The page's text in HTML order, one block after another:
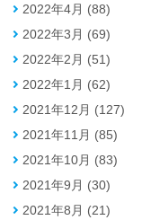
2022年4月 (88)
2022年3月 (69)
2022年2月 (51)
2022年1月 (62)
2021年12月 (127)
2021年11月 (85)
2021年10月 (83)
2021年9月 (30)
2021年8月 (21)